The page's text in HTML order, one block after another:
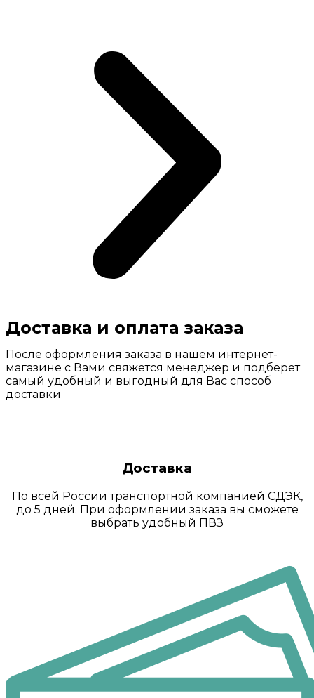
Доставка и оплата заказа
После оформления заказа в нашем интернет-
магазине с Вами свяжется менеджер и подберет
самый удобный и выгодный для Вас способ
доставки
Доставка
По всей России транспортной компанией СДЭК,
до 5 дней. При оформлении заказа вы сможете
выбрать удобный ПВЗ